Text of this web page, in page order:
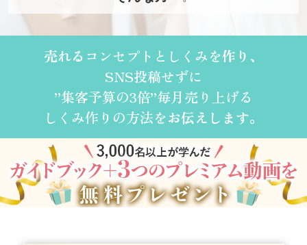
売れる コンセプトとしくみを作り、
SNS投稿せずに
”集客予算の3倍”毎月売り上げる
しくみ作りの方法をお伝えします。